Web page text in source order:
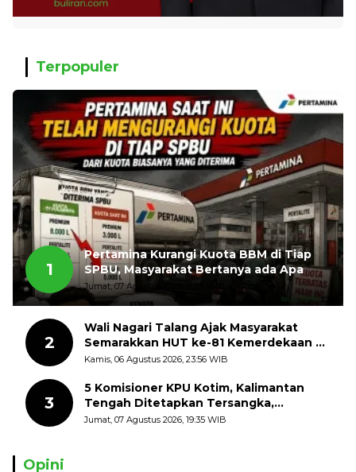
Terpopuler
1
Pertamina Kurangi Kuota BBM di Tiap
SPBU, Masyarakat Bertanya ada Apa
Jumat, 07 Agustus 2026, 11:03 WIB
2
Wali Nagari Talang Ajak Masyarakat
Semarakkan HUT ke-81 Kemerdekaan RI
dengan Mengibarkan Bendera Merah
Kamis, 06 Agustus 2026, 23:56 WIB
3
5 Komisioner KPU Kotim, Kalimantan
Tengah Ditetapkan Tersangka,
Kerugian Negara ditaksir 10 Milyard
Jumat, 07 Agustus 2026, 19:35 WIB
Opini